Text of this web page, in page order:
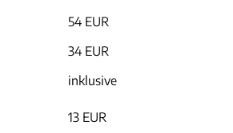
54 EUR
34 EUR
inklusive
13 EUR